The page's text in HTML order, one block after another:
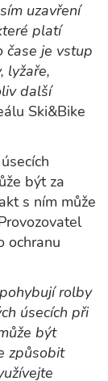
uzavření
platí
čase je vstup
lyžaře,
další
Ski&Bike
být za
s ním může
ochranu
rolby
úsecích při
být
způsobit